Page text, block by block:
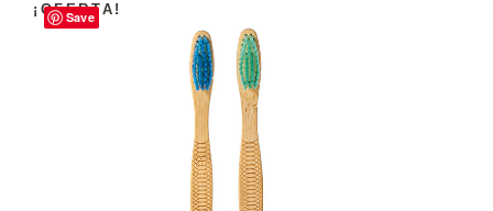
Save
¡OFERTA!